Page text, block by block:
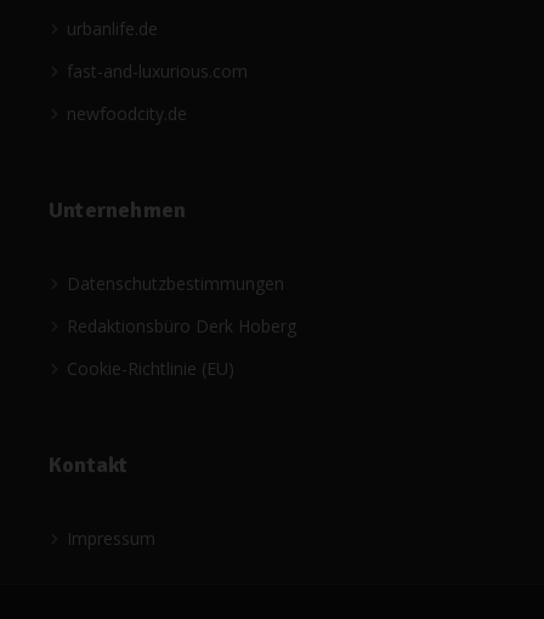
urbanlife.de
fast-and-luxurious.com
newfoodcity.de
Unternehmen
Datenschutzbestimmungen
Redaktionsbüro Derk Hoberg
Cookie-Richtlinie (EU)
Kontakt
Impressum